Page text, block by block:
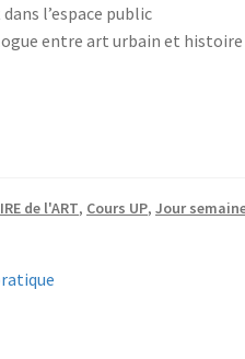
dans l’espace public
entre art urbain et histoire
de l'ART, Cours UP,Jour